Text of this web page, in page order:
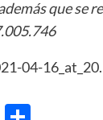
que se